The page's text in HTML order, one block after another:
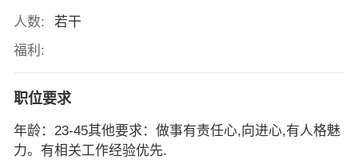
人数:
若干
福利:
职位要求
年龄：23-45其他要求：做事有责任心,向进心,有人格魅
力。有相关工作经验优先.